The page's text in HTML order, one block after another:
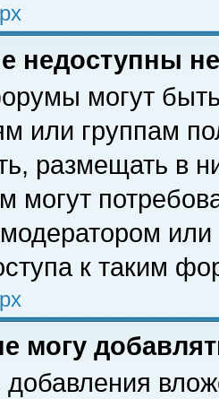
недоступны
могут
или группам
размещать в
могут
к таким
могу